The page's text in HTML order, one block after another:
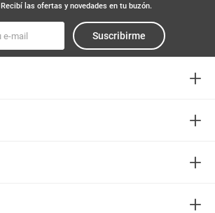
Recibí las ofertas y novedades en tu buzón.
Suscribirme
+
+
+
+